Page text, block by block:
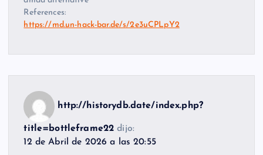
References:
https://md.un-hack-bar.de/s/2e3uCPLpY2
http://historydb.date/index.php?
title=bottleframe22 dijo:
12 de Abril de 2026 a las 20:55